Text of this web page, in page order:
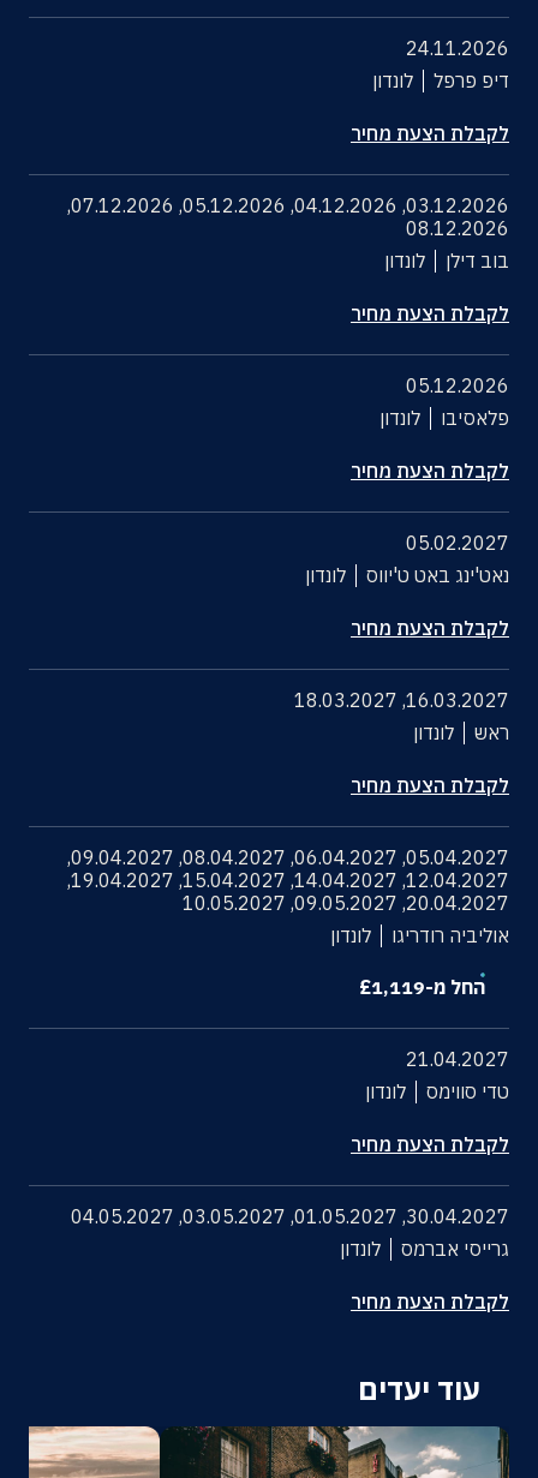
24.11.2026
דיפ פרפל
לונדון
לקבלת הצעת מחיר
03.12.2026
,
04.12.2026
,
05.12.2026
,
07.12.2026
,
08.12.2026
בוב דילן
לונדון
לקבלת הצעת מחיר
05.12.2026
פלאסיבו
לונדון
לקבלת הצעת מחיר
05.02.2027
נאט'ינג באט ט'יווס
לונדון
לקבלת הצעת מחיר
16.03.2027
,
18.03.2027
ראש
לונדון
לקבלת הצעת מחיר
05.04.2027
,
06.04.2027
,
08.04.2027
,
09.04.2027
,
12.04.2027
,
14.04.2027
,
15.04.2027
,
19.04.2027
,
20.04.2027
,
09.05.2027
,
10.05.2027
אוליביה רודריגו
לונדון
החל מ-1,119
£
21.04.2027
טדי סווימס
לונדון
לקבלת הצעת מחיר
30.04.2027
,
01.05.2027
,
03.05.2027
,
04.05.2027
גרייסי אברמס
לונדון
לקבלת הצעת מחיר
עוד יעדים